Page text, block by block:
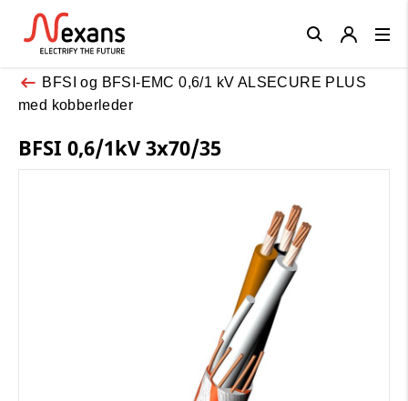
BFSI og BFSI-EMC 0,6/1 kV ALSECURE PLUS
med kobberleder
BFSI 0,6/1kV 3x70/35
Close